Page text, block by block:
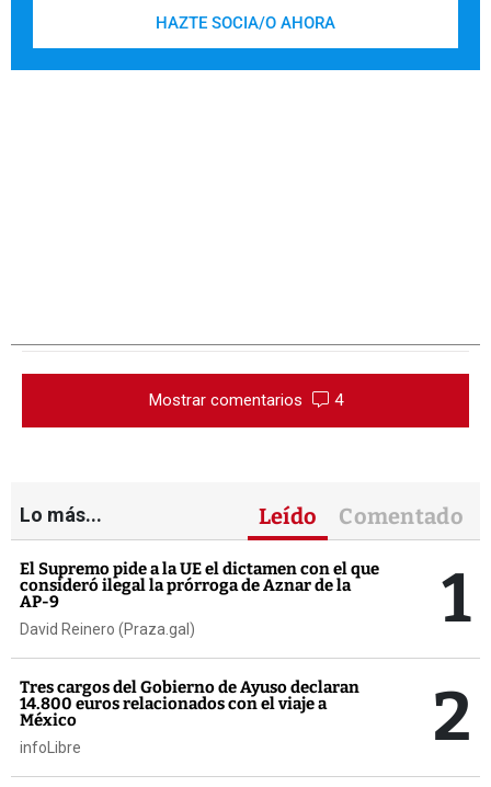
HAZTE SOCIA/O AHORA
Mostrar comentarios 4
Lo más... Leído Comentado
El Supremo pide a la UE el dictamen con el que
consideró ilegal la prórroga de Aznar de la
AP-9
David Reinero (Praza.gal) 1
Tres cargos del Gobierno de Ayuso declaran
14.800 euros relacionados con el viaje a
México
infoLibre 2